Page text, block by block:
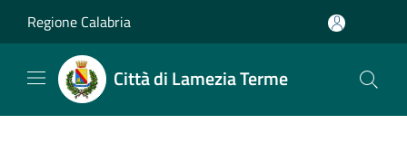
Regione Calabria
Città di Lamezia Terme